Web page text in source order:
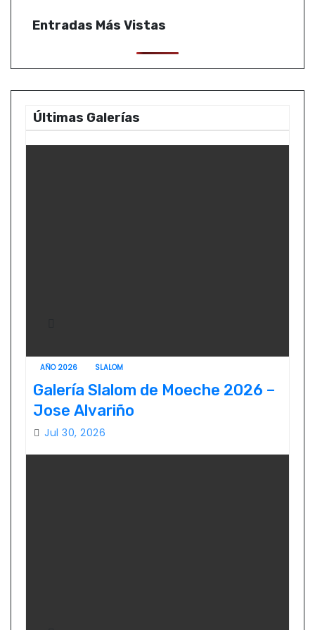
Entradas Más Vistas
Últimas Galerías
AÑO 2026 SLALOM
Galería Slalom de Moeche 2026 –
Jose Alvariño
Jul 30, 2026